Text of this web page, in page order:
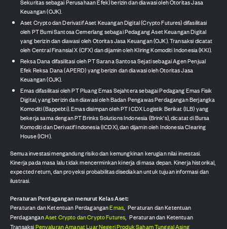
Sekuritas sebagai Perusahaan Efek) berizin dan diawasi oleh Otoritas Jasa
Keuangan (OJK).
Aset Crypto dan Derivatif Aset Keuangan Digital (Crypto Futures) difasilitasi
oleh PT Bumi Santosa Cemerlang sebagai Pedagang Aset Keuangan Digital
yang berizin dan diawasi oleh Otoritas Jasa Keuangan (OJK). Transaksi dicatat
oleh Central Finansial X (CFX) dan dijamin oleh Kliring Komoditi Indonesia (KKI).
Reksa Dana difasilitasi oleh PT Sarana Santosa Sejati sebagai Agen Penjual
Efek Reksa Dana (APERD) yang berizin dan diawasi oleh Otoritas Jasa
Keuangan (OJK).
Emas difasilitasi oleh PT Pluang Emas Sejahtera sebagai Pedagang Emas Fisik
Digital, yang berizin dan diawasi oleh Badan Pengawas Perdagangan Berjangka
Komoditi (Bappebti). Emas disimpan oleh PT ICDX Logistik Berikat (ILB) yang
bekerja sama dengan PT Brinks Solutions Indonesia (Brink's), dicatat di Bursa
Komoditi dan Derivatif Indonesia (ICDX), dan dijamin oleh Indonesia Clearing
House (ICH).
Semua investasi mengandung risiko dan kemungkinan kerugian nilai investasi.
Kinerja pada masa lalu tidak mencerminkan kinerja di masa depan. Kinerja historikal,
expected return, dan proyeksi probabilitas disediakan untuk tujuan informasi dan
ilustrasi.
Peraturan Perdagangan menurut Kelas Aset:
Peraturan dan Ketentuan PerdaganganEmas, Peraturan dan Ketentuan
PerdaganganAset Crypto dan Crypto Futures, Peraturan dan Ketentuan
TransaksiPenyaluran Amanat Luar Negeri Produk Saham Tunggal Asing